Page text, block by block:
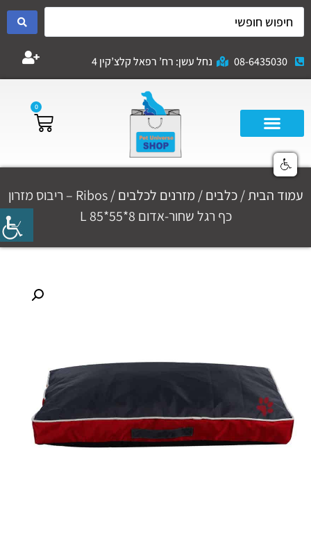
08-6435030 נחל עשן: רח’ רפאל קלצ’קין 4
0
עמוד הבית/כלבים/ מזרנים לכלבים
/ Ribos – ריבוס מזרון
כף רגל שחור-אדום 8*55*85 L